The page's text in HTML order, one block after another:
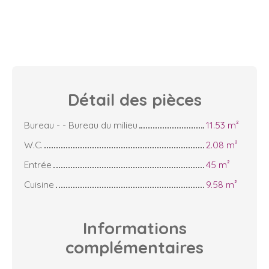
Détail des pièces
Bureau - - Bureau du milieu
11.53 m²
W.C.
2.08 m²
Entrée
45 m²
Cuisine
9.58 m²
Informations
complémentaires